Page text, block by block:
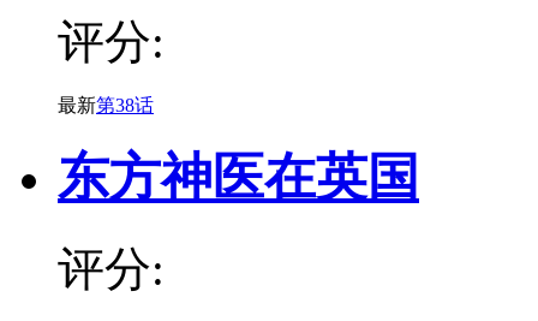
评分:
最新第38话
东方神医在英国
评分: